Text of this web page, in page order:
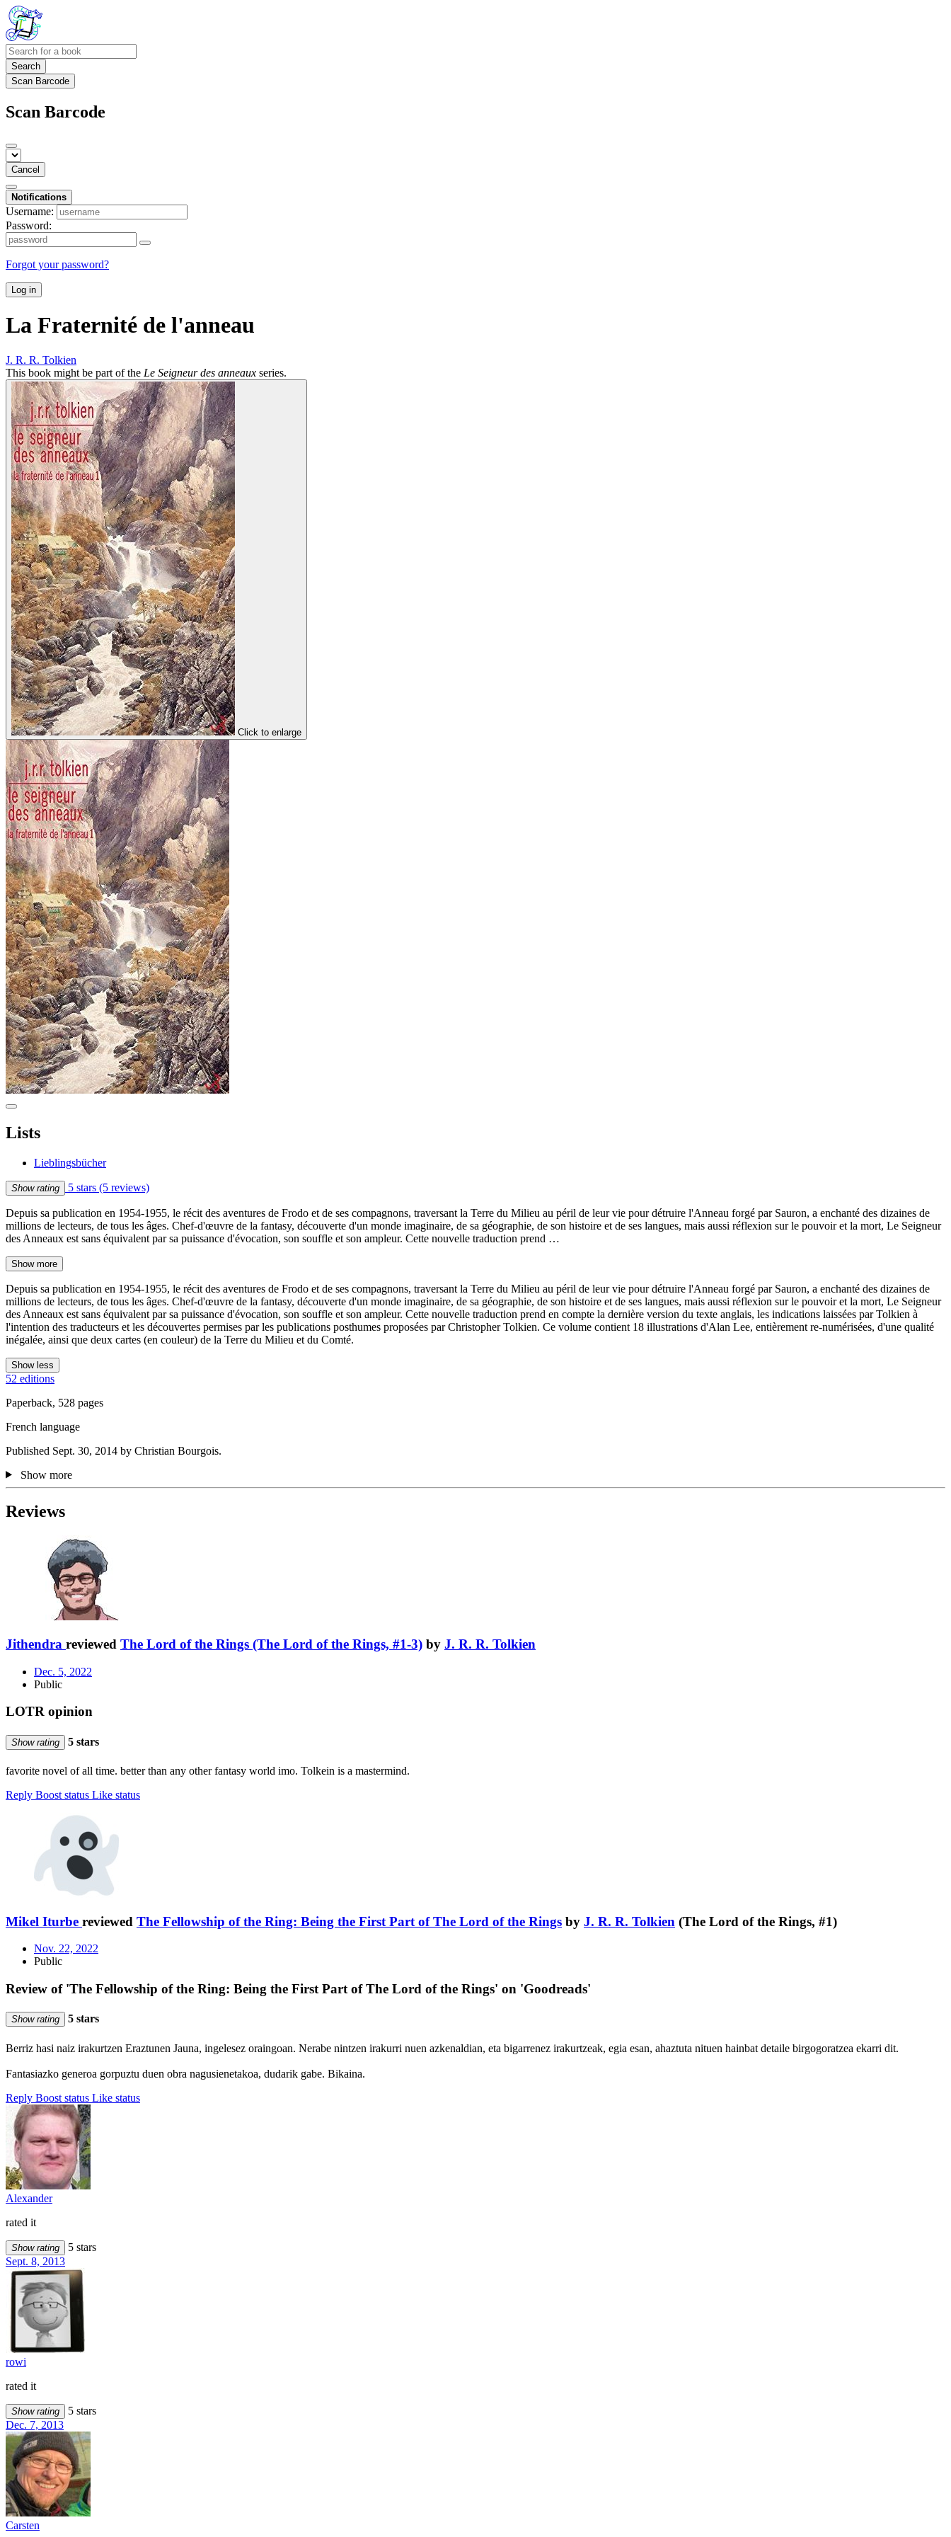
Search
Scan Barcode
Scan Barcode
Cancel
Notifications
Username:
Password:
Forgot your password?
Log in
La Fraternité de l'anneau
J. R. R. Tolkien
This book might be part of the Le Seigneur des anneaux series.
Click to enlarge
Lists
Lieblingsbücher
Show rating 5 stars (5 reviews)
Depuis sa publication en 1954-1955, le récit des aventures de Frodo et de ses compagnons, traversant la Terre du Milieu au péril de leur vie pour détruire l'Anneau forgé par Sauron, a enchanté des dizaines de
millions de lecteurs, de tous les âges. Chef-d'œuvre de la fantasy, découverte d'un monde imaginaire, de sa géographie, de son histoire et de ses langues, mais aussi réflexion sur le pouvoir et la mort, Le Seigneur
des Anneaux est sans équivalent par sa puissance d'évocation, son souffle et son ampleur. Cette nouvelle traduction prend …
Show more
Depuis sa publication en 1954-1955, le récit des aventures de Frodo et de ses compagnons, traversant la Terre du Milieu au péril de leur vie pour détruire l'Anneau forgé par Sauron, a enchanté des dizaines de
millions de lecteurs, de tous les âges. Chef-d'œuvre de la fantasy, découverte d'un monde imaginaire, de sa géographie, de son histoire et de ses langues, mais aussi réflexion sur le pouvoir et la mort, Le Seigneur
des Anneaux est sans équivalent par sa puissance d'évocation, son souffle et son ampleur. Cette nouvelle traduction prend en compte la dernière version du texte anglais, les indications laissées par Tolkien à
l'intention des traducteurs et les découvertes permises par les publications posthumes proposées par Christopher Tolkien. Ce volume contient 18 illustrations d'Alan Lee, entièrement re-numérisées, d'une qualité
inégalée, ainsi que deux cartes (en couleur) de la Terre du Milieu et du Comté.
Show less
52 editions
Paperback, 528 pages
French language
Published Sept. 30, 2014 by Christian Bourgois.
Show more
Reviews
Jithendra reviewed The Lord of the Rings (The Lord of the Rings, #1-3) by J. R. R. Tolkien
Dec. 5, 2022
Public
LOTR opinion
Show rating 5 stars
favorite novel of all time. better than any other fantasy world imo. Tolkein is a mastermind.
Reply Boost status Like status
Mikel Iturbe reviewed The Fellowship of the Ring: Being the First Part of The Lord of the Rings by J. R. R. Tolkien (The Lord of the Rings, #1)
Nov. 22, 2022
Public
Review of 'The Fellowship of the Ring: Being the First Part of The Lord of the Rings' on 'Goodreads'
Show rating 5 stars
Berriz hasi naiz irakurtzen Eraztunen Jauna, ingelesez oraingoan. Nerabe nintzen irakurri nuen azkenaldian, eta bigarrenez irakurtzeak, egia esan, ahaztuta nituen hainbat detaile birgogoratzea ekarri dit.
Fantasiazko generoa gorpuztu duen obra nagusienetakoa, dudarik gabe. Bikaina.
Reply Boost status Like status
Alexander
rated it
Show rating
5 stars
Sept. 8, 2013
rowi
rated it
Show rating
5 stars
Dec. 7, 2013
Carsten